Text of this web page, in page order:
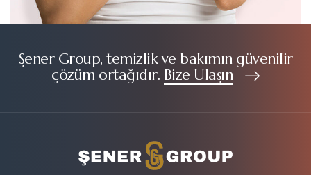
Şener Group, temizlik ve bakımın güvenilir
çözüm ortağıdır. Bize Ulaşın